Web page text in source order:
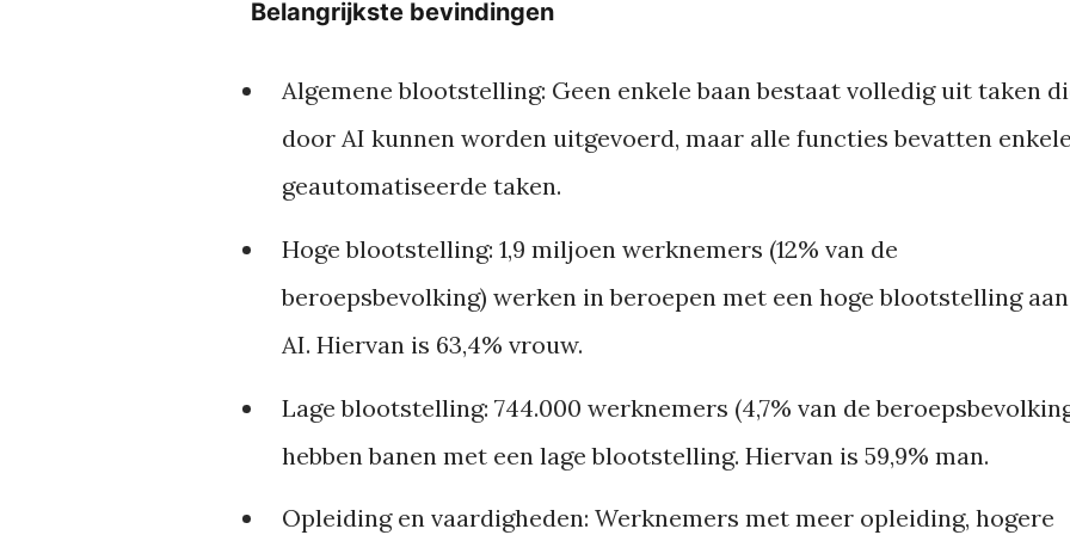
Belangrijkste bevindingen
Algemene blootstelling: Geen enkele baan bestaat volledig uit taken
door AI kunnen worden uitgevoerd, maar alle functies bevatten enkele
geautomatiseerde taken.
Hoge blootstelling: 1,9 miljoen werknemers (12% van de
beroepsbevolking) werken in beroepen met een hoge blootstelling aan
AI. Hiervan is 63,4% vrouw.
Lage blootstelling: 744.000 werknemers (4,7% van de
hebben banen met een lage blootstelling. Hiervan is 59,9% man.
Opleiding en vaardigheden: Werknemers met meer opleiding, hogere